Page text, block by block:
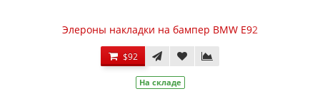
Элероны накладки на бампер BMW E92
$92
На складе